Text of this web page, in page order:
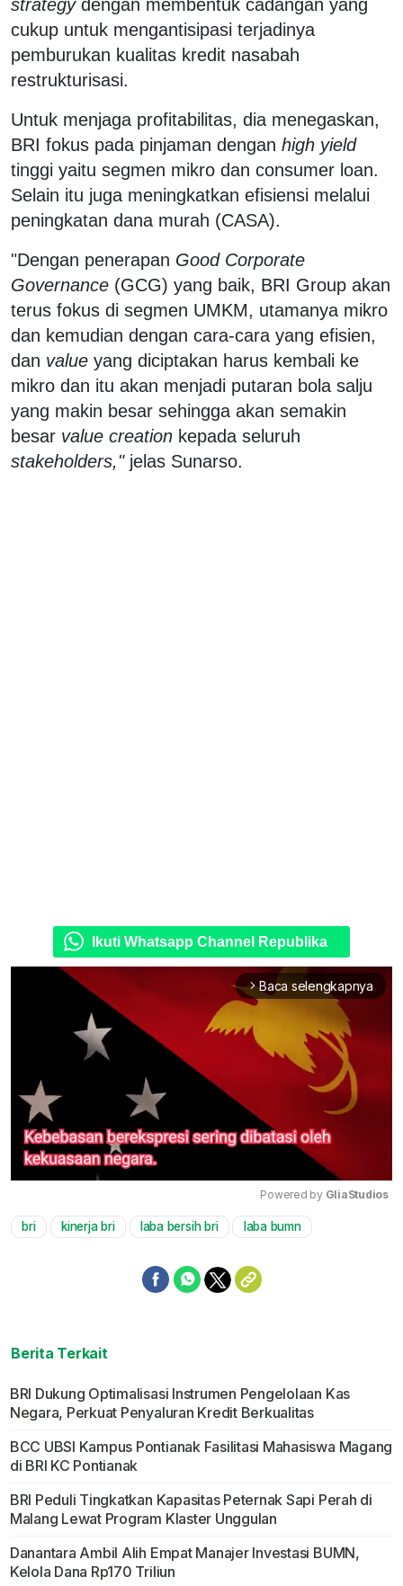
strategydengan membentuk cadangan yang
cukup untuk mengantisipasi terjadinya
pemburukan kualitas kredit nasabah
restrukturisasi.
Untuk menjaga profitabilitas, dia menegaskan,
BRI fokus pada pinjaman dengan high yield
tinggi yaitu segmen mikro dan consumer loan.
Selain itu juga meningkatkan efisiensi melalui
peningkatan dana murah (CASA).
"Dengan penerapan Good Corporate
Governance (GCG) yang baik, BRI Group akan
terus fokus di segmen UMKM, utamanya mikro
dan kemudian dengan cara-cara yang efisien,
dan value yang diciptakan harus kembali ke
mikro dan itu akan menjadi putaran bola salju
yang makin besar sehingga akan semakin
besar value creation kepada seluruh
stakeholders,"jelas Sunarso.
Ikuti Whatsapp Channel Republika
arrow_forward_ios Baca selengkapnya
Powered by GliaStudios
bri kinerja bri laba bersih bri laba bumn
Berita Terkait
BRI Dukung Optimalisasi Instrumen Pengelolaan Kas
Negara, Perkuat Penyaluran Kredit Berkualitas
BCC UBSI Kampus Pontianak Fasilitasi Mahasiswa Magang
di BRI KC Pontianak
BRI Peduli Tingkatkan Kapasitas Peternak Sapi Perah di
Malang Lewat Program Klaster Unggulan
Danantara Ambil Alih Empat Manajer Investasi BUMN,
Kelola Dana Rp170 Triliun